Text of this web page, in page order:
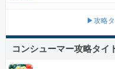
▶攻略タ
コンシューマー攻略タイ